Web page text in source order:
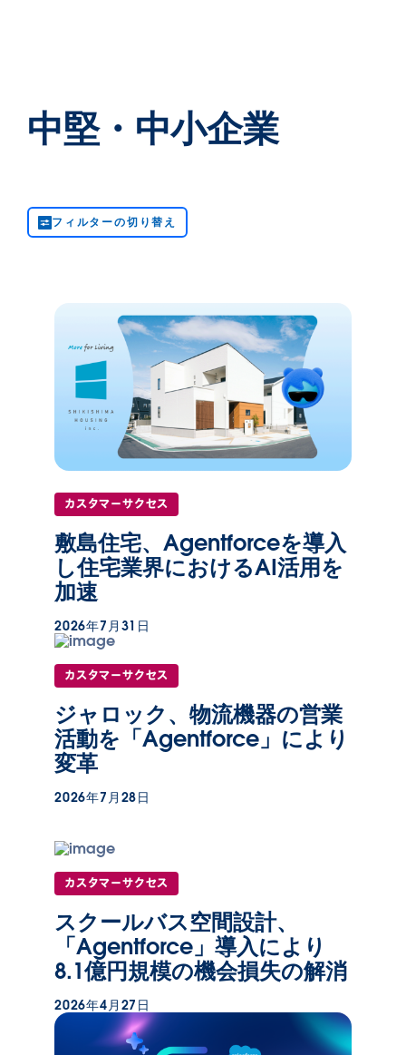
中堅・中小企業
フィルターの切り替え
カスタマーサクセス
敷島住宅、Agentforceを導入
し住宅業界におけるAI活用を
加速
2026年7月31日
カスタマーサクセス
ジャロック、物流機器の営業
活動を「Agentforce」により
変革
2026年7月28日
カスタマーサクセス
スクールバス空間設計、
「Agentforce」導入により
8.1億円規模の機会損失の解消
2026年4月27日